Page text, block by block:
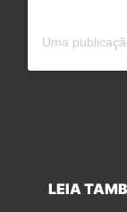
LEIA